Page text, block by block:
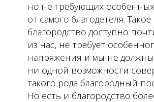
но не требующих
от самого благодетеля. Такое
благородство доступно
из нас, не требует
напряжения и мы не должны
ни одной возможности
такого рода благородный
Но есть и благородство